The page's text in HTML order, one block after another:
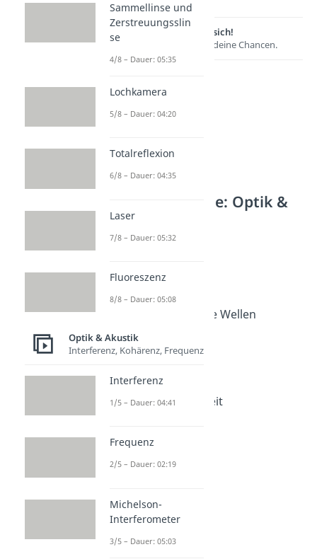
Lernen lohnt sich!
Entdecke hier deine Chancen.
Weitere Inhalte: Optik &
Akustik
Wellen Grundlagen
Dauer: 04:52
Wellenlänge
Dauer: 04:49
Elektromagnetische Wellen
Wellenzahl
Dauer: 03:54
Dauer: 04:32
Lichtgeschwindigkeit
Dauer: 02:19
Longitudinalwelle
Sammellinse und
Zerstreuungsslin
se
4/8 – Dauer: 05:35
Lochkamera
5/8 – Dauer: 04:20
Totalreflexion
6/8 – Dauer: 04:35
Laser
7/8 – Dauer: 05:32
Fluoreszenz
8/8 – Dauer: 05:08
Optik & Akustik
Interferenz, Kohärenz, Frequenz
Interferenz
1/5 – Dauer: 04:41
Frequenz
2/5 – Dauer: 02:19
Michelson-
Interferometer
3/5 – Dauer: 05:03